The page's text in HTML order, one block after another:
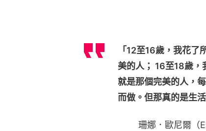
「12至16歲，我花
美的人； 16至18歲，
就是那個完美的人，
而做。但那真的是生活
珊娜．歐尼爾（